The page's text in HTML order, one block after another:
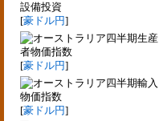
設備投資
[豪ドル円]
四半期生産
者物価指数
[豪ドル円]
四半期輸入
物価指数
[豪ドル円]